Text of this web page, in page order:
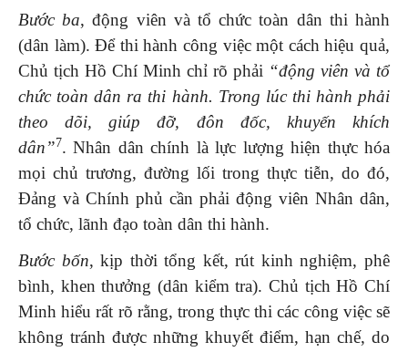
Bước ba, động viên và tổ chức toàn dân thi hành
(dân làm). Để thi hành công việc một cách hiệu quả,
Chủ tịch Hồ Chí Minh chỉ rõ phải “động viên và tổ
chức toàn dân ra thi hành. Trong lúc thi hành phải
theo dõi, giúp đỡ, đôn đốc, khuyến khích
dân”7. Nhân dân chính là lực lượng hiện thực hóa
mọi chủ trương, đường lối trong thực tiễn, do đó,
Đảng và Chính phủ cần phải động viên Nhân dân,
tổ chức, lãnh đạo toàn dân thi hành.
Bước bốn, kịp thời tổng kết, rút kinh nghiệm, phê
bình, khen thưởng (dân kiểm tra). Chủ tịch Hồ Chí
Minh hiểu rất rõ rằng, trong thực thi các công việc sẽ
không tránh được những khuyết điểm, hạn chế, do